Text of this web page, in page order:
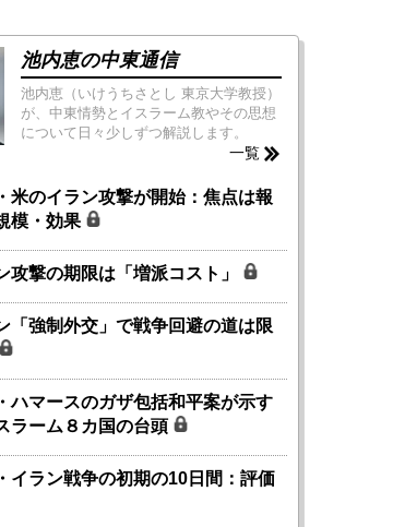
池内恵の中東通信
池内恵（いけうちさとし 東京大学教授）
が、中東情勢とイスラーム教やその思想
について日々少しずつ解説します。
一覧
米のイラン攻撃が開始：焦点は報
模・効果
攻撃の期限は「増派コスト」
「強制外交」で戦争回避の道は限
ハマースのガザ包括和平案が示す
ラーム８カ国の台頭
イラン戦争の初期の10日間：評価